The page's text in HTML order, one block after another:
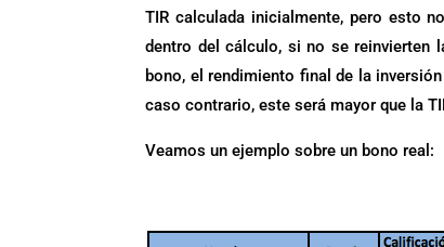
TIR calculada inicialmente, pero esto
dentro del cálculo, si no se reinvierten
bono, el rendimiento final de la
caso contrario, este será mayor que la
Veamos un ejemplo sobre un bono real: